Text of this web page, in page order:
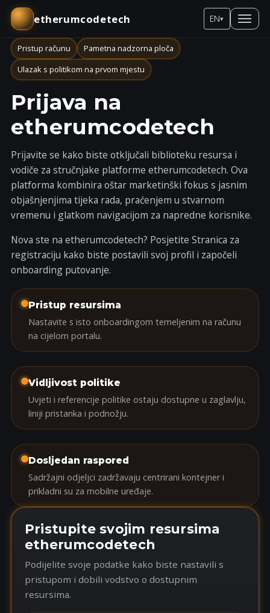
etherumcodetech EN▾
Pristup računu
Pametna nadzorna ploča
Ulazak s politikom na prvom mjestu
Prijava na
etherumcodetech
Prijavite se kako biste otključali biblioteku resursa i
vodiče za stručnjake platforme etherumcodetech. Ova
platforma kombinira oštar marketinški fokus s jasnim
objašnjenjima tijeka rada, praćenjem u stvarnom
vremenu i glatkom navigacijom za napredne korisnike.
Nova ste na etherumcodetech? Posjetite Stranica za
registraciju kako biste postavili svoj profil i započeli
onboarding putovanje.
Pristup resursima
Nastavite s isto onboardingom temeljenim na računu
na cijelom portalu.
Vidljivost politike
Uvjeti i referencije politike ostaju dostupne u zaglavlju,
liniji pristanka i podnožju.
Dosljedan raspored
Sadržajni odjeljci zadržavaju centrirani kontejner i
prikladni su za mobilne uređaje.
Pristupite svojim resursima
etherumcodetech
Podijelite svoje podatke kako biste nastavili s
pristupom i dobili vodstvo o dostupnim
resursima.